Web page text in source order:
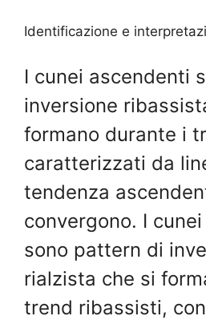
Identificazione e
I cunei ascendenti
inversione
formano durante i
caratterizzati da
tendenza
convergono. I
sono pattern di
rialzista che si
trend ribassisti,